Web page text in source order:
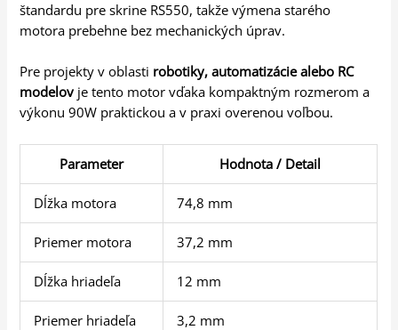
štandardu pre skrine RS550, takže výmena starého
motora prebehne bez mechanických úprav.
Pre projekty v oblasti robotiky, automatizácie alebo RC
modelov je tento motor vďaka kompaktným rozmerom a
výkonu 90W praktickou a v praxi overenou voľbou.
Parameter Hodnota / Detail
Dĺžka motora 74,8 mm
Priemer motora 37,2 mm
Dĺžka hriadeľa 12 mm
Priemer hriadeľa 3,2 mm